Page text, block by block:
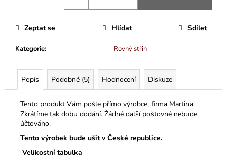
Kategorie: Rovný střih
Zeptat se Hlídat Sdílet
Popis Podobné (5) Hodnocení Diskuze
Tento produkt Vám pošle přímo výrobce, firma Martina.
Zkrátíme tak dobu dodání. Žádné další poštovné nebude
účtováno.
Tento výrobek bude ušit v České republice.
Velikostní tabulka